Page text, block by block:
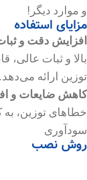
و موارد دیگر!
مزایای استفاده
افزایش دقت و
بالا و ثبات عالی،
توزین ارائه می‌دهد.
کاهش ضایعات و
خطاهای توزین،
سودآوری
روش نصب